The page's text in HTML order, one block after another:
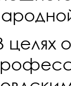
целях